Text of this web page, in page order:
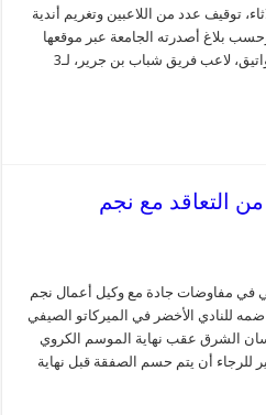
توقيف عدد من اللاعبين وتغريم أندية
بلاغ أصدرته الجامعة عبر موقعها
الرسمي، تقرر ما يلي: توقيف منير واتيق، لاعب فريق شباب بن جرير، لـ3
التعاقد مع نجم
في مفاوضات جادة مع وكيل أعمال نجم
للنادي الأخضر في الميركاتو الصيفي
الشرق عقب نهاية الموسم الكروي
للرجاء أن يتم حسم الصفقة قبل نهاية